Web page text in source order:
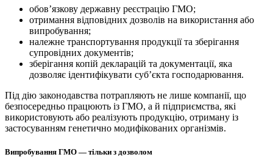
обов’язкову державну реєстрацію ГМО;
отримання відповідних дозволів на використання або
випробування;
належне транспортування продукції та зберігання
супровідних документів;
зберігання копій декларацій та документації, яка
дозволяє ідентифікувати суб’єкта господарювання.
Під дію законодавства потрапляють не лише компанії, що
безпосередньо працюють із ГМО, а й підприємства, які
використовують або реалізують продукцію, отриману із
застосуванням генетично модифікованих організмів.
Випробування ГМО — тільки з дозволом